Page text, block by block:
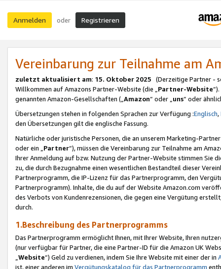
Anmelden oder Registrieren
Vereinbarung zur Teilnahme am
zuletzt aktualisiert am: 15. Oktober 2025 (Derzeitige Partner -
Willkommen auf Amazons Partner-Website (die „Partner-Website
genannten Amazon-Gesellschaften („Amazon“ oder „uns“ oder
Übersetzungen stehen in folgenden Sprachen zur Verfügung :Englisch,
den Übersetzungen gilt die englische Fassung.
Natürliche oder juristische Personen, die an unserem Marketing-
oder ein „Partner“), müssen die Vereinbarung zur Teilnahme am
Ihrer Anmeldung auf bzw. Nutzung der Partner-Website stimmen Sie
zu, die durch Bezugnahme einen wesentlichen Bestandteil dieser
Partnerprogramm, die IP-Lizenz für das Partnerprogramm, den
Partnerprogramm). Inhalte, die du auf der Website Amazon.com
des Verbots von Kundenrezensionen, die gegen eine Vergütung
durch.
1.Beschreibung des Partnerprogramms
Das Partnerprogramm ermöglicht Ihnen, mit Ihrer Website, Ihren
(nur verfügbar für Partner, die eine Partner-ID für die Amazon UK
Website“) Geld zu verdienen, indem Sie Ihre Website mit einer der in
ist, einer anderen im Vergütungskatalog für das Partnerprogramm